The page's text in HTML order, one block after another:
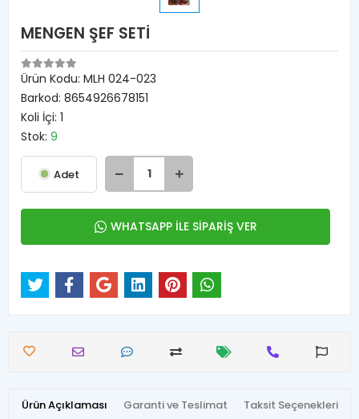
MENGEN ŞEF SETİ
Ürün Kodu: MLH 024-023
Barkod: 8654926678151
Koli İçi: 1
Stok: 9
Adet
WHATSAPP İLE SİPARİŞ VER
Ürün Açıklaması Garanti ve Teslimat Taksit Seçenekleri